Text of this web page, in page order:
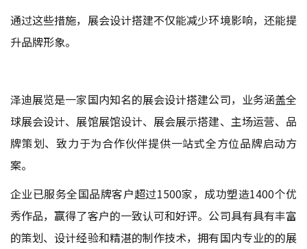
通过这些措施，展会设计搭建不仅能减少环境影响，还能提
升品牌形象。
泽迪展览是一家国内知名的展会设计搭建公司，业务涵盖全
球展会设计、展馆展馆设计、展会展示搭建、主场运营、品
牌策划、致力于为合作伙伴提供一站式全方位品牌启动方
案。
企业已服务全国品牌客户超过1500家，成功塑造1400个优
秀作品，赢得了客户的一致认可和好评。公司具有具有丰富
的策划、设计经验和精湛的制作技术，拥有国内专业的的展